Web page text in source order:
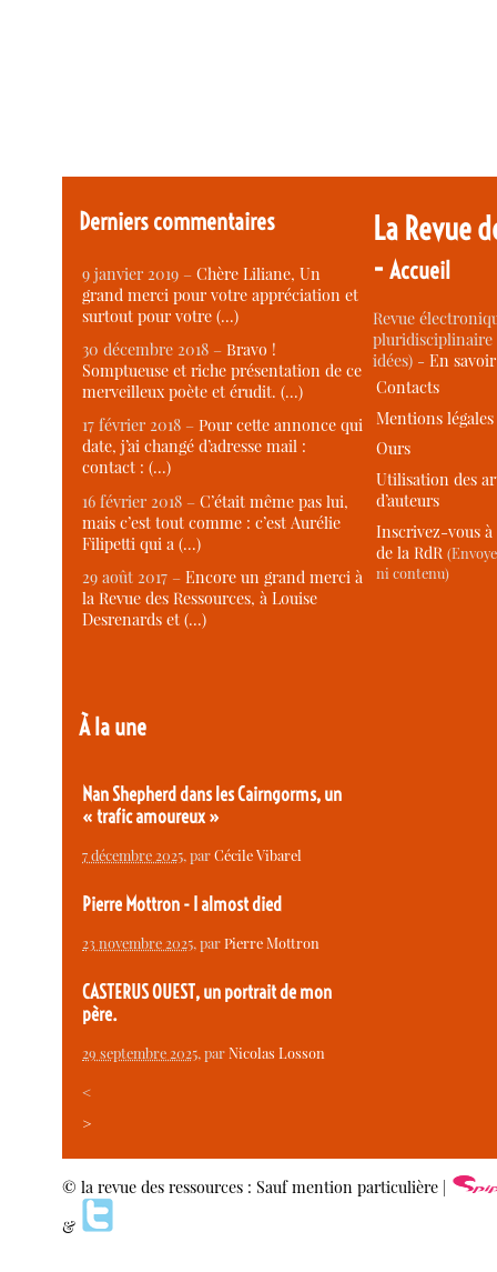
Derniers commentaires
9 janvier 2019 –Chère Liliane, Un
grand merci pour votre appréciation et
surtout pour votre (…)
30 décembre 2018 –Bravo !
Somptueuse et riche présentation de ce
merveilleux poète et érudit. (…)
17 février 2018 –Pour cette annonce qui
date, j’ai changé d’adresse mail :
contact : (…)
16 février 2018 –C’était même pas lui,
mais c’est tout comme : c’est Aurélie
Filipetti qui a (…)
29 août 2017 –Encore un grand merci à
la Revue des Ressources, à Louise
Desrenards et (…)
À la une
Nan Shepherd dans les Cairngorms, un
« trafic amoureux »
7 décembre 2025, parCécile Vibarel
Pierre Mottron - I almost died
23 novembre 2025, parPierre Mottron
CASTERUS OUEST, un portrait de mon
père.
29 septembre 2025, parNicolas Losson
<
>
La Revue
-Accueil
Revue
idées) -En
Contacts
Mentions légales
Ours
Utilisation des
d’auteurs
Inscrivez-vous
de la RdR
ni contenu)
© la revue des ressources : Sauf mention particulière |
&